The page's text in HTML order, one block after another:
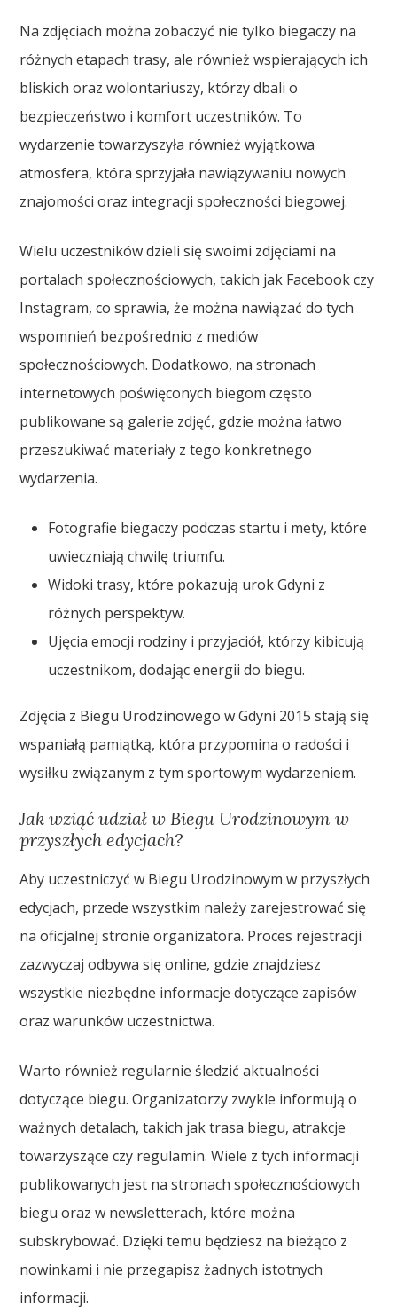
Na zdjęciach można zobaczyć nie tylko biegaczy na
różnych etapach trasy, ale również wspierających ich
bliskich oraz wolontariuszy, którzy dbali o
bezpieczeństwo i komfort uczestników. To
wydarzenie towarzyszyła również wyjątkowa
atmosfera, która sprzyjała nawiązywaniu nowych
znajomości oraz integracji społeczności biegowej.
Wielu uczestników dzieli się swoimi zdjęciami na
portalach społecznościowych, takich jak Facebook czy
Instagram, co sprawia, że można nawiązać do tych
wspomnień bezpośrednio z mediów
społecznościowych. Dodatkowo, na stronach
internetowych poświęconych biegom często
publikowane są galerie zdjęć, gdzie można łatwo
przeszukiwać materiały z tego konkretnego
wydarzenia.
Fotografie biegaczy podczas startu i mety, które
uwieczniają chwilę triumfu.
Widoki trasy, które pokazują urok Gdyni z
różnych perspektyw.
Ujęcia emocji rodziny i przyjaciół, którzy kibicują
uczestnikom, dodając energii do biegu.
Zdjęcia z Biegu Urodzinowego w Gdyni 2015 stają się
wspaniałą pamiątką, która przypomina o radości i
wysiłku związanym z tym sportowym wydarzeniem.
Jak wziąć udział w Biegu Urodzinowym w
przyszłych edycjach?
Aby uczestniczyć w Biegu Urodzinowym w przyszłych
edycjach, przede wszystkim należy zarejestrować się
na oficjalnej stronie organizatora. Proces rejestracji
zazwyczaj odbywa się online, gdzie znajdziesz
wszystkie niezbędne informacje dotyczące zapisów
oraz warunków uczestnictwa.
Warto również regularnie śledzić aktualności
dotyczące biegu. Organizatorzy zwykle informują o
ważnych detalach, takich jak trasa biegu, atrakcje
towarzyszące czy regulamin. Wiele z tych informacji
publikowanych jest na stronach społecznościowych
biegu oraz w newsletterach, które można
subskrybować. Dzięki temu będziesz na bieżąco z
nowinkami i nie przegapisz żadnych istotnych
informacji.